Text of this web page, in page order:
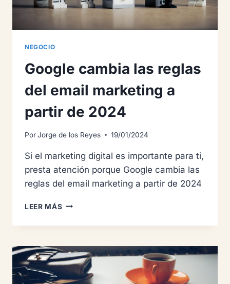
NEGOCIO
Google cambia las reglas
del email marketing a
partir de 2024
PorJorge de los Reyes 19/01/2024
Si el marketing digital es importante para ti,
presta atención porque Google cambia las
reglas del email marketing a partir de 2024
LEER MÁSGOOGLE
LAS
DEL
EMAIL
MARKETING
A